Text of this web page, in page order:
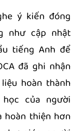
ý kiến đóng
như cập nhật
tiếng Anh để
đã ghi nhận
hoàn thành
của người
thiện hơn